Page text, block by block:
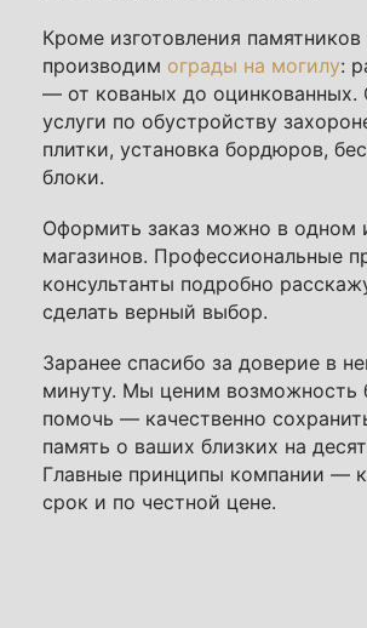
Кроме изготовления
производим ограды на могилу:
— от кованых до оцинкованных.
услуги по обустройству
плитки, установка бордюров,
блоки.
Оформить заказ можно в одном
магазинов. Профессиональные
консультанты подробно
сделать верный выбор.
Заранее спасибо за доверие в
минуту. Мы ценим возможность
помочь — качественно
память о ваших близких на
Главные принципы компании —
срок и по честной цене.